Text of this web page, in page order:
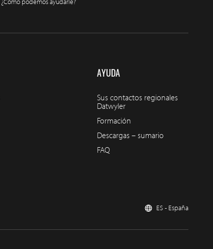
AYUDA
Sus contactos regionales
Datwyler
Formación
Descargas – sumario
FAQ
ES - España